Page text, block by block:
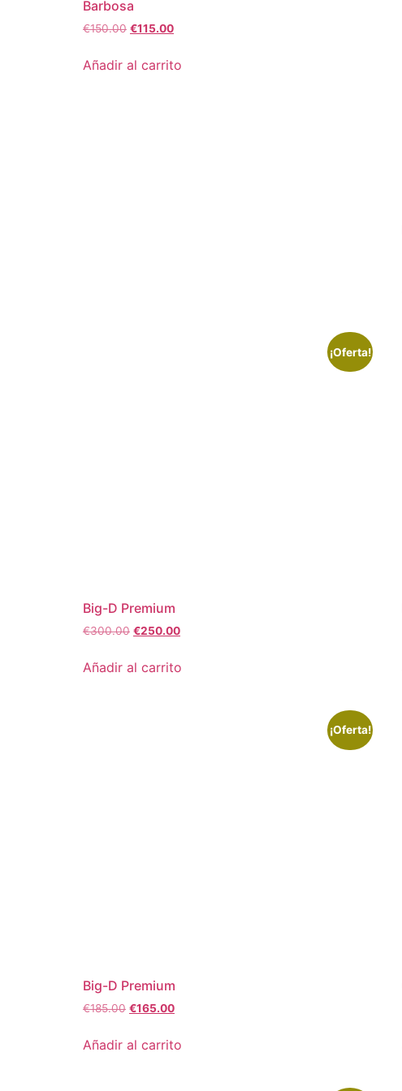
Barbosa
€150.00 €115.00
Añadir al carrito
¡Oferta!
Big-D Premium
€300.00 €250.00
Añadir al carrito
¡Oferta!
Big-D Premium
€185.00 €165.00
Añadir al carrito